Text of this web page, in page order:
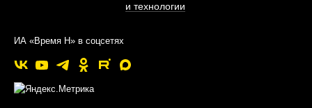
и технологии
ИА «Время Н» в соцсетях